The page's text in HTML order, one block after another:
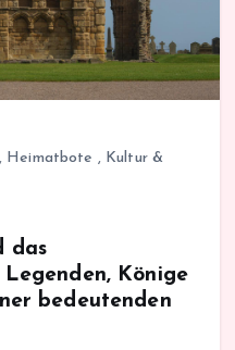
Heimatbote , Kultur &
das
Könige
bedeutenden